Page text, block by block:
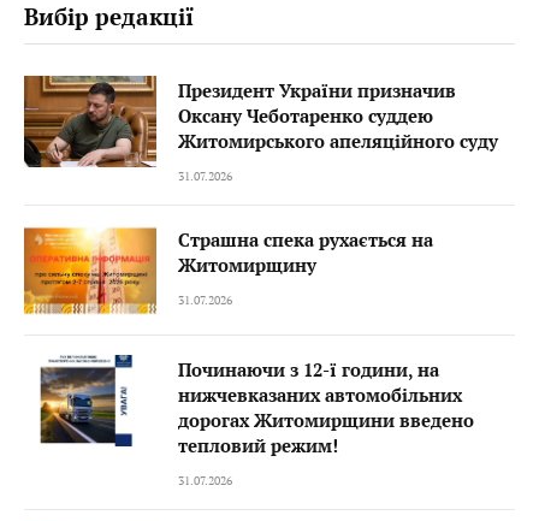
Вибір редакції
Президент України призначив
Оксану Чеботаренко суддею
Житомирського апеляційного суду
31.07.2026
Страшна спека рухається на
Житомирщину
31.07.2026
Починаючи з 12-ї години, на
нижчевказаних автомобільних
дорогах Житомирщини введено
тепловий режим!
31.07.2026